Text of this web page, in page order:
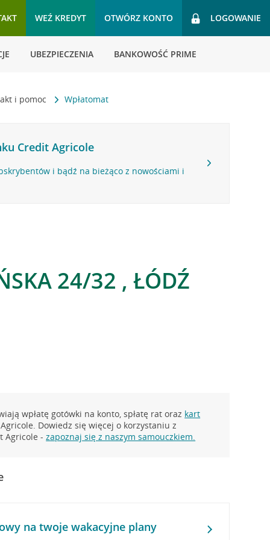
WEŹ KREDYT OTWÓRZ KONTO LOGOWANIE
UBEZPIECZENIA BANKOWOŚĆ PRIME
i pomoc Wpłatomat
Credit Agricole
i bądź na bieżąco z nowościami i
24/32 , ŁÓDŹ
wpłatę gotówki na konto, spłatę rat oraz kart
Dowiedz się więcej o korzystaniu z
Agricole -zapoznaj się z naszym samouczkiem.
na twoje wakacyjne plany